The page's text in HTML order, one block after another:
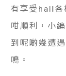
有享受hall各
咁順利，小
到呢啲幾遭
鳴。